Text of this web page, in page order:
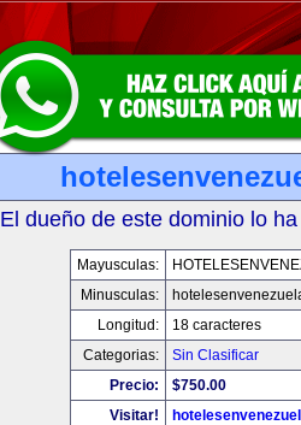
El dueño de este dominio lo
Mayusculas:
Minusculas:
Longitud:
18 caracteres
Categorias:
Sin Clasificar
Precio:
$750.00
Visitar!